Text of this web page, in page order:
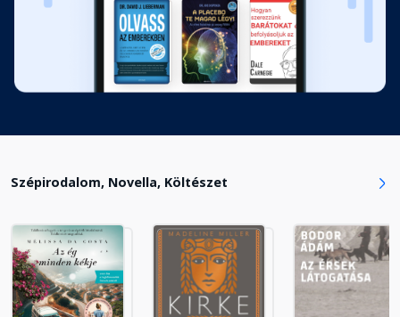
Szépirodalom, Novella, Költészet